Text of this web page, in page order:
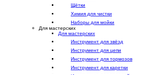
Щётки
Химия для чистки
Наборы для мойки
Для мастерских
Для мастерских
Инструмент для звёзд
Инструмент для цепи
Инструмент для тормозов
Инструмент для каретки